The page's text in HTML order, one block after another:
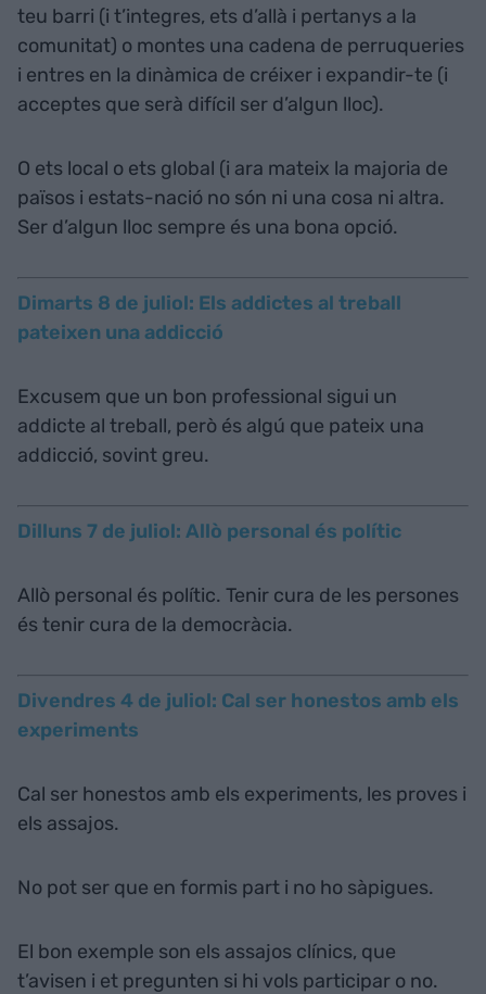
teu barri (i t’integres, ets d’allà i pertanys a la
comunitat) o montes una cadena de perruqueries
i entres en la dinàmica de créixer i expandir-te (i
acceptes que serà difícil ser d’algun lloc).
O ets local o ets global (i ara mateix la majoria de
països i estats-nació no són ni una cosa ni altra.
Ser d’algun lloc sempre és una bona opció.
Dimarts 8 de juliol: Els addictes al treball
pateixen una addicció
Excusem que un bon professional sigui un
addicte al treball, però és algú que pateix una
addicció, sovint greu.
Dilluns 7 de juliol: Allò personal és polític
Allò personal és polític. Tenir cura de les persones
és tenir cura de la democràcia.
Divendres 4 de juliol: Cal ser honestos amb els
experiments
Cal ser honestos amb els experiments, les proves i
els assajos.
No pot ser que en formis part i no ho sàpigues.
El bon exemple son els assajos clínics, que
t’avisen i et pregunten si hi vols participar o no.